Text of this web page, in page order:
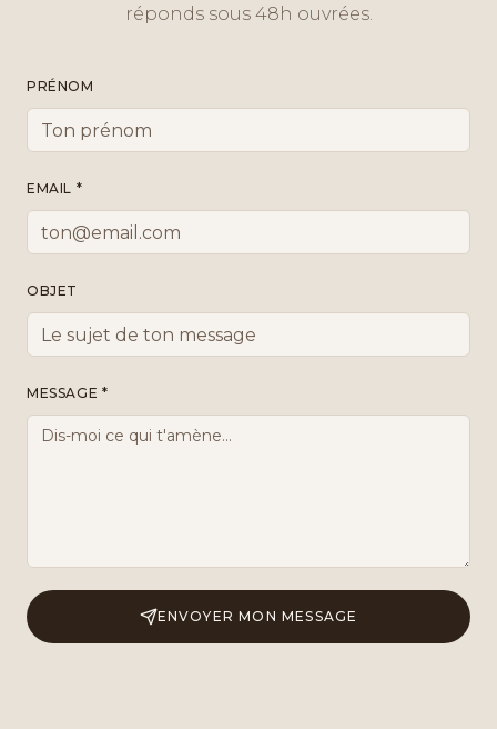
réponds sous 48h ouvrées.
PRÉNOM
EMAIL *
OBJET
MESSAGE *
ENVOYER MON MESSAGE